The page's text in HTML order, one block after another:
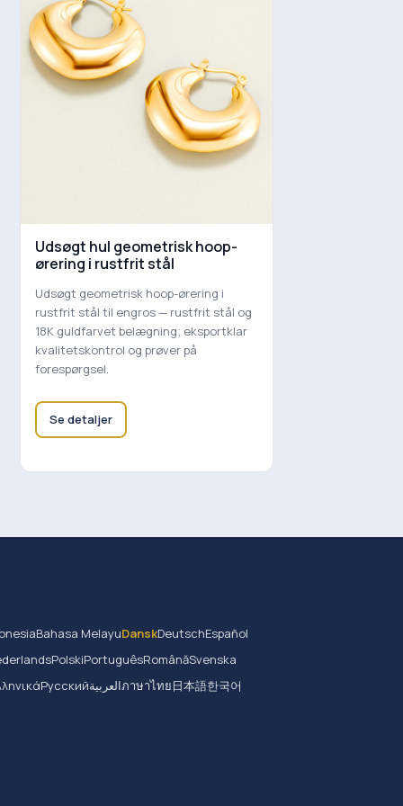
Udsøgt hul geometrisk hoop-
ørering i rustfrit stål
Udsøgt geometrisk hoop-ørering i
rustfrit stål til engros — rustfrit stål og
18K guldfarvet belægning; eksportklar
kvalitetskontrol og prøver på
forespørgsel.
Se detaljer
Bahasa MelayuDanskDeutschEspañol
PolskiPortuguêsRomânăSvenska
Русскийالعربيةภาษาไทย日本語한국어